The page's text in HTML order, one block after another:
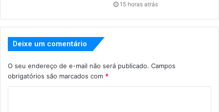
15 horas atrás
Deixe um comentário
O seu endereço de e-mail não será publicado. Campos
obrigatórios são marcados com *